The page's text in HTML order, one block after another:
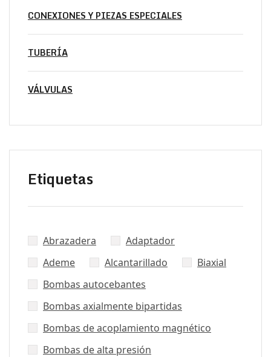
CONEXIONES Y PIEZAS ESPECIALES
TUBERÍA
VÁLVULAS
Etiquetas
Abrazadera
Adaptador
Ademe
Alcantarillado
Biaxial
Bombas autocebantes
Bombas axialmente bipartidas
Bombas de acoplamiento magnético
Bombas de alta presión